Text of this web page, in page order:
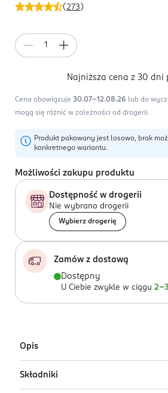
(273 )
Najniższa cena z 30 dni
Cena obowiązuje 30.07-12.08.26 lub do
mogą się różnić w zależności od drogerii.
Produkt pakowany jest losowo, brak
konkretnego wariantu.
Możliwości zakupu produktu
Dostępność w drogerii
Nie wybrano drogerii
Wybierz drogerię
Zamów z dostawą
Dostępny
U Ciebie zwykle w ciągu 2-
Opis
Uwaga: wysyłamy losowy wariant!
Składniki